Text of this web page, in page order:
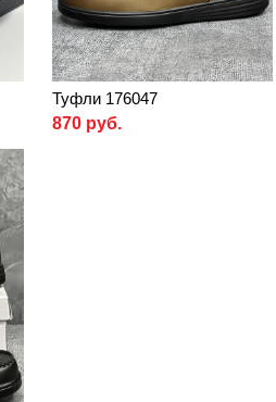
Туфли 176047
870 руб.